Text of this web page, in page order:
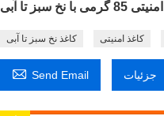
با نخ سبز تا آبی
کاغذ نخ سبز تا آبی کاغذ امنیتی
 Send Email جزئیات